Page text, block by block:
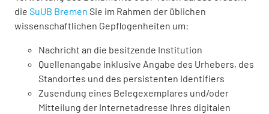
die SuUB Bremen Sie im Rahmen der üblichen
wissenschaftlichen Gepflogenheiten um:
Nachricht an die besitzende Institution
Quellenangabe inklusive Angabe des Urhebers, des
Standortes und des persistenten Identifiers
Zusendung eines Belegexemplares und/oder
Mitteilung der Internetadresse Ihres digitalen